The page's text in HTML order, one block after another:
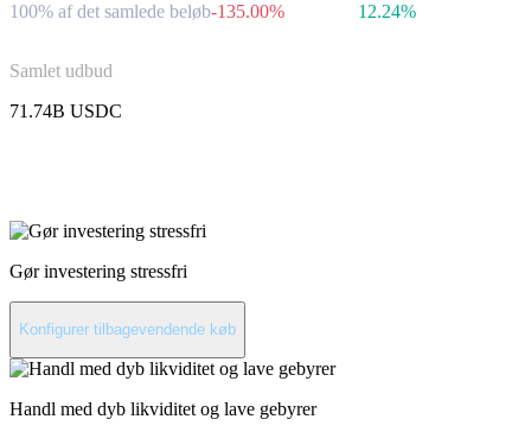
100% af det samlede beløb-135.00%
12.24%
Samlet udbud
71.74B USDC
Gør investering stressfri
Konfigurer tilbagevendende køb
Handl med dyb likviditet og lave gebyrer